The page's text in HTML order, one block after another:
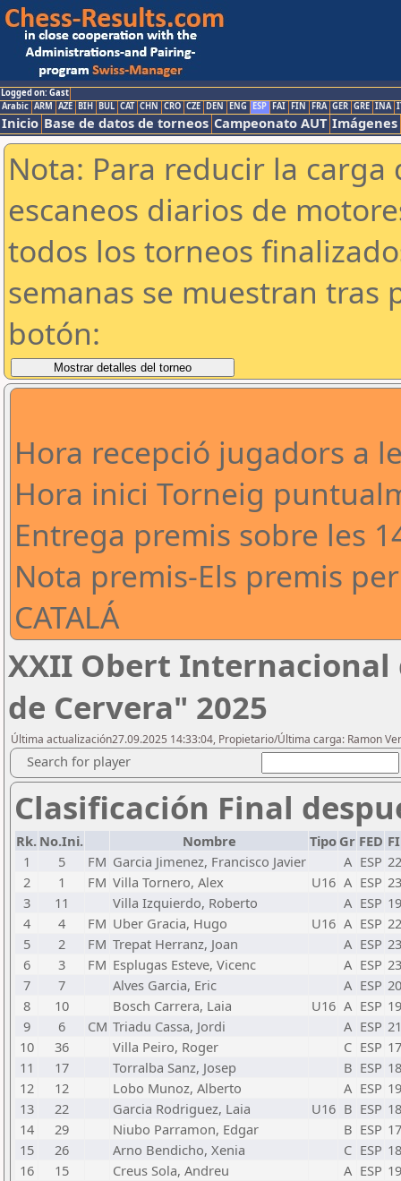
Logged on: Gast
Arabic ARM AZE BIH BUL CAT CHN CRO CZE DEN ENG ESP FAI FIN FRA GER GRE INA
Inicio Base de datos de torneos Campeonato AUT Imágenes
Nota: Para reducir la
escaneos diarios de
todos los torneos
semanas se muestran tras
botón:
Hora recepció jugadors a
Hora inici Torneig
Entrega premis sobre les
Nota premis-Els premis
CATALÁ
XXII Obert Internacional
de Cervera" 2025
Última actualización27.09.2025 14:33:04, Propietario/Última carga: Ramon
Search for player
Clasificación Final
Rk. No.Ini. Nombre Tipo Gr FED
1
5 FM Garcia Jimenez, Francisco Javier A ESP
2
1 FM Villa Tornero, Alex U16 A ESP
3
11 Villa Izquierdo, Roberto A ESP
4
4 FM Uber Gracia, Hugo U16 A ESP
5
2 FM Trepat Herranz, Joan A ESP
6
3 FM Esplugas Esteve, Vicenc A ESP
7
7 Alves Garcia, Eric A ESP
8
10 Bosch Carrera, Laia U16 A ESP
9
6 CM Triadu Cassa, Jordi A ESP
10
36 Villa Peiro, Roger C ESP
11
17 Torralba Sanz, Josep B ESP
12
12 Lobo Munoz, Alberto A ESP
13
22 Garcia Rodriguez, Laia U16 B ESP
14
29 Niubo Parramon, Edgar B ESP
15
26 Arno Bendicho, Xenia C ESP
16
15 Creus Sola, Andreu A ESP